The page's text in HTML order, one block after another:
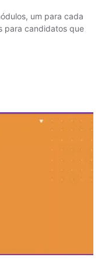
um para cada
para candidatos que